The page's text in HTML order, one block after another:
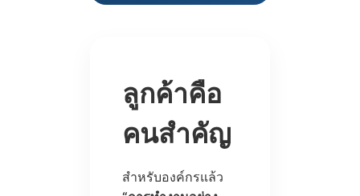
ลูกค้าคือ
คนสำคัญ
สำหรับองค์กรแล้ว